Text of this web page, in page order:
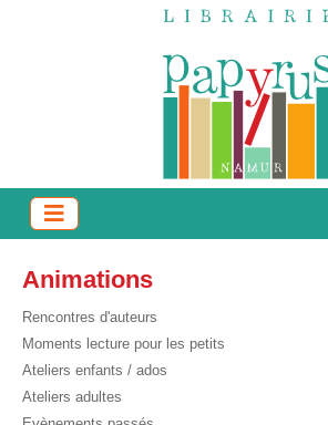
Animations
Rencontres d'auteurs
Moments lecture pour les petits
Ateliers enfants / ados
Ateliers adultes